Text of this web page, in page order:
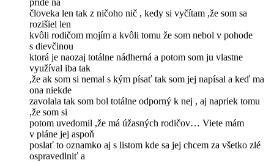
príde na
človeka len tak z ničoho nič , kedy si vyčítam ,že som sa
rozišiel len
kvôli rodičom mojím a kvôli tomu že som nebol v pohode
s dievčinou
ktorá je naozaj totálne nádherná a potom som ju vlastne
využíval iba tak
,že ak som si nemal s kým písať tak som jej napísal a keď ma
ona niekde
zavolala tak som bol totálne odporný k nej , aj napriek tomu
,že som si
potom uvedomil ,že má úžasných rodičov… Viete mám
v pláne jej aspoň
poslať to oznamko aj s listom kde sa jej chcem za všetko zlé
ospravedlniť a